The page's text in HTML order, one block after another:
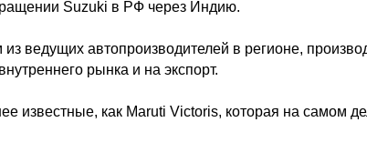
Suzuki в РФ через Индию.
ведущих автопроизводителей в регионе,
рынка и на экспорт.
известные, как Maruti Victoris, которая на самом